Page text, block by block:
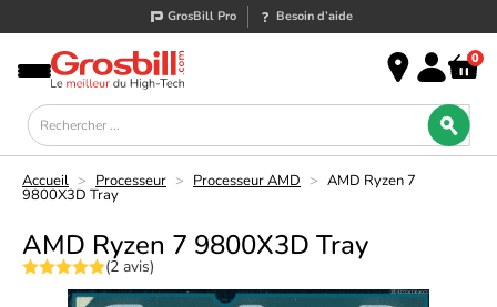
GrosBill Pro Besoin d’aide
0
Accueil > Processeur > Processeur AMD > AMD Ryzen 7
9800X3D Tray
AMD Ryzen 7 9800X3D Tray
(2 avis)